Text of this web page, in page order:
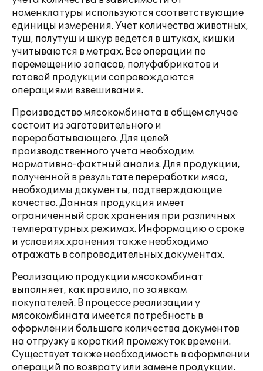
номенклатуры используются соответствующие
единицы измерения. Учет количества животных,
туш, полутуш и шкур ведется в штуках, кишки
учитываются в метрах. Все операции по
перемещению запасов, полуфабрикатов и
готовой продукции сопровождаются
операциями взвешивания.
Производство мясокомбината в общем случае
состоит из заготовительного и
перерабатывающего. Для целей
производственного учета необходим
нормативно-фактный анализ. Для продукции,
полученной в результате переработки мяса,
необходимы документы, подтверждающие
качество. Данная продукция имеет
ограниченный срок хранения при различных
температурных режимах. Информацию о сроке
и условиях хранения также необходимо
отражать в сопроводительных документах.
Реализацию продукции мясокомбинат
выполняет, как правило, по заявкам
покупателей. В процессе реализации у
мясокомбината имеется потребность в
оформлении большого количества документов
на отгрузку в короткий промежуток времени.
Существует также необходимость в оформлении
операций по возврату или замене продукции.